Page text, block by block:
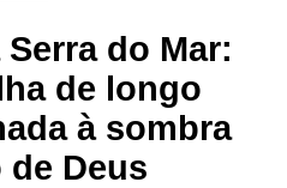
do Mar:
de longo
à sombra
Deus